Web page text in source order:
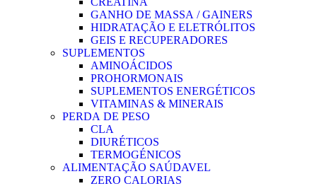
GANHO DE MASSA / GAINERS
HIDRATAÇÃO E ELETRÓLITOS
GEIS E RECUPERADORES
SUPLEMENTOS
AMINOÁCIDOS
PROHORMONAIS
SUPLEMENTOS ENERGÉTICOS
VITAMINAS & MINERAIS
PERDA DE PESO
CLA
DIURÉTICOS
TERMOGÉNICOS
ALIMENTAÇÃO SAÚDAVEL
ZERO CALORIAS